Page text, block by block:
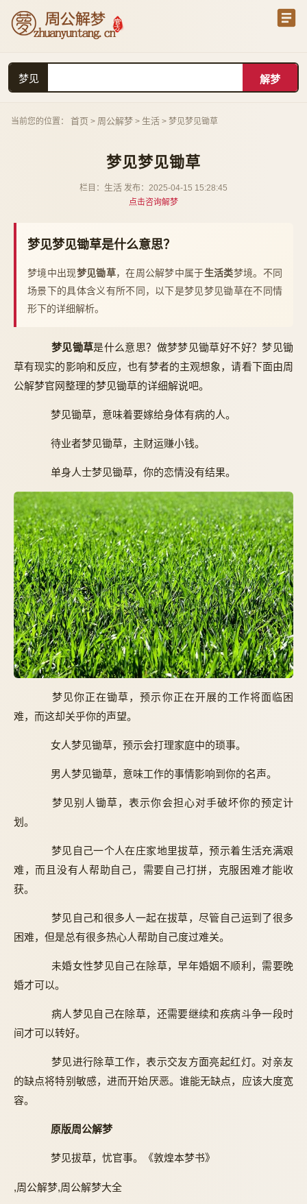
梦见
当前您的位置： 首页 > 周公解梦 > 生活 > 梦见梦见锄草
梦见梦见锄草
栏目： 生活 发布：2025-04-15 15:28:45
点击咨询解梦
梦见梦见锄草是什么意思？
梦境中出现梦见锄草，在周公解梦中属于生活类梦境。不同
场景下的具体含义有所不同，以下是梦见梦见锄草在不同情
形下的详细解析。
梦见锄草是什么意思？做梦梦见锄草好不好？梦见锄
草有现实的影响和反应，也有梦者的主观想象，请看下面由周
公解梦官网整理的梦见锄草的详细解说吧。
梦见锄草，意味着要嫁给身体有病的人。
待业者梦见锄草，主财运赚小钱。
单身人士梦见锄草，你的恋情没有结果。
梦见你正在锄草，预示你正在开展的工作将面临困
难，而这却关乎你的声望。
女人梦见锄草，预示会打理家庭中的琐事。
男人梦见锄草，意味工作的事情影响到你的名声。
梦见别人锄草，表示你会担心对手破坏你的预定计
划。
梦见自己一个人在庄家地里拔草，预示着生活充满艰
难，而且没有人帮助自己，需要自己打拼，克服困难才能收
获。
梦见自己和很多人一起在拔草，尽管自己运到了很多
困难，但是总有很多热心人帮助自己度过难关。
未婚女性梦见自己在除草，早年婚姻不顺利，需要晚
婚才可以。
病人梦见自己在除草，还需要继续和疾病斗争一段时
间才可以转好。
梦见进行除草工作，表示交友方面亮起红灯。对亲友
的缺点将特别敏感，进而开始厌恶。谁能无缺点，应该大度宽
容。
原版周公解梦
梦见拔草，忧官事。《敦煌本梦书》
,周公解梦,周公解梦大全